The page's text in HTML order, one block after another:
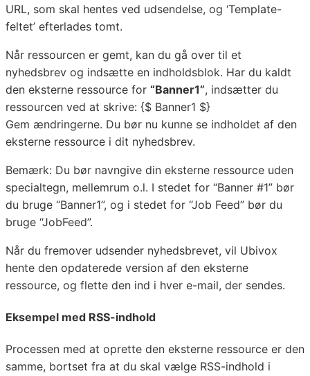
URL, som skal hentes ved udsendelse, og ‘Template-
feltet’ efterlades tomt.
Når ressourcen er gemt, kan du gå over til et
nyhedsbrev og indsætte en indholdsblok. Har du kaldt
den eksterne ressource for “Banner1”, indsætter du
ressourcen ved at skrive: {$ Banner1 $}
Gem ændringerne. Du bør nu kunne se indholdet af den
eksterne ressource i dit nyhedsbrev.
Bemærk: Du bør navngive din eksterne ressource uden
specialtegn, mellemrum o.l. I stedet for “Banner #1” bør
du bruge “Banner1”, og i stedet for “Job Feed” bør du
bruge “JobFeed”.
Når du fremover udsender nyhedsbrevet, vil Ubivox
hente den opdaterede version af den eksterne
ressource, og flette den ind i hver e-mail, der sendes.
Eksempel med RSS-indhold
Processen med at oprette den eksterne ressource er den
samme, bortset fra at du skal vælge RSS-indhold i